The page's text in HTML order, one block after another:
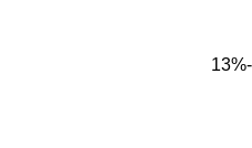
-13%